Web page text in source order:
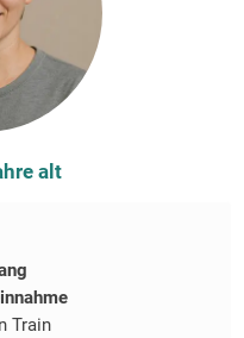
alt
Train